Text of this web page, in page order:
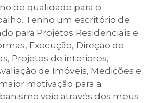
UATI
de qualidade para o
Tenho um escritório de
para Projetos Residenciais e
Execução, Direção de
Projetos de interiores,
de Imóveis, Medições e
motivação para a
veio através dos meus